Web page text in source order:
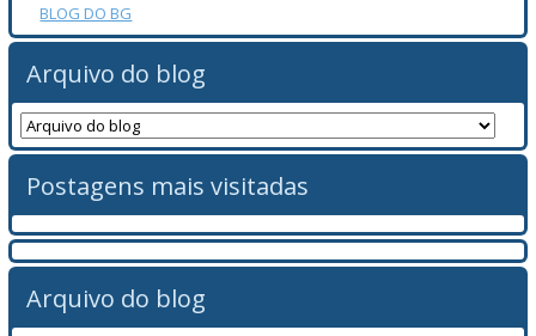
BLOG DO BG
Arquivo do blog
Postagens mais visitadas
Arquivo do blog